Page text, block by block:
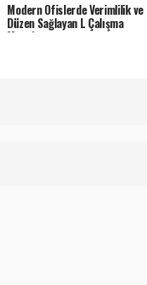
Modern Ofislerde Verimlilik ve
Düzen Sağlayan L Çalışma
Masaları